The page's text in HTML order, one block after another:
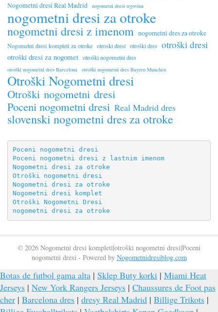
Nogometni dresi Real Madrid nogometni dresi trgovina
nogometni dresi za otroke
nogometni dresi z imenom nogometni dres za otroke
Nogometni dresi kompleti za otroke otroski dresi otroški dres otroški dresi
otroški dresi za nogomet otroški nogometni dres
otroški nogometni dres Barcelona otroški nogometni dres Bayern Munchen
Otroški Nogometni dresi
Otroški nogometni dresi
Poceni nogometni dresi Real Madrid dres
slovenski nogometni dres za otroke
Poceni nogometni dresi
Poceni nogometni dresi z lastnim imenom
Nogometni dresi za otroke
Otroški nogometni dresi
Nogometni dresi za otroke
Nogometni dresi komplet
Otroški Nogometni Dresi
nogometni dresi za otroke
© 2026 Nogometni dresi kompleti|otroški nogometni dresi|Poceni
nogometni dresi - Powered by Nogometnidresiblog.com
Botas de futbol gama alta | Sklep Buty korki | Miami Heat
Jerseys | New York Rangers Jerseys | Chaussures de Foot pas
cher | Barcelona dres | dresy Real Madrid | Billige Trikots |